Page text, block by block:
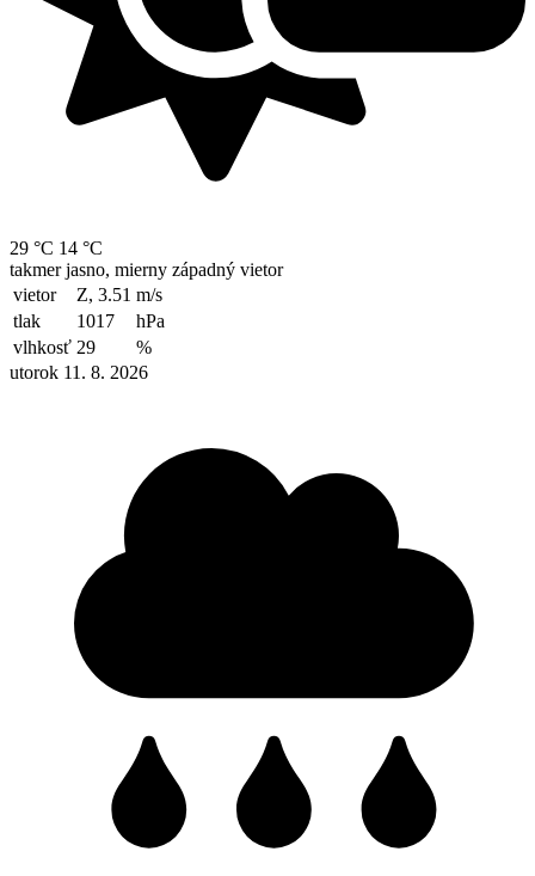
29 °C 14 °C
takmer jasno, mierny západný vietor
vietor
Z, 3.51 m/s
tlak
1017
hPa
vlhkosť 29
%
utorok 11. 8. 2026